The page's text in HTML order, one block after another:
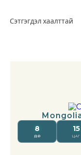
Сэтгэгдэл хаалттай